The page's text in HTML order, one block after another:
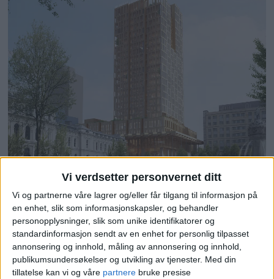
Vi verdsetter personvernet ditt
Vi og partnerne våre lagrer og/eller får tilgang til informasjon på
en enhet, slik som informasjonskapsler, og behandler
personopplysninger, slik som unike identifikatorer og
standardinformasjon sendt av en enhet for personlig tilpasset
annonsering og innhold, måling av annonsering og innhold,
publikumsundersøkelser og utvikling av tjenester. Med din
tillatelse kan vi og våre partnere bruke presise
Her er planalternativ 1 for det nye høyhuset til
Bane NOR Eiendom. Illustrasjon: Bane NOR
Eiendom/ Reiulf Ramstad Arkitekter